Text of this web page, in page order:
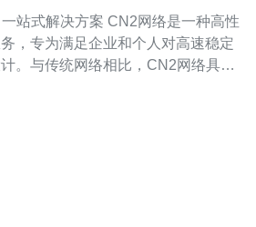
案 CN2网络是一种高性
，专为满足企业和个人对高速稳定
。与传统网络相比，CN2网络具有